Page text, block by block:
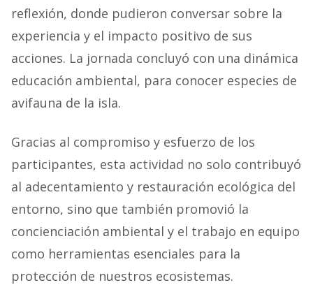
reflexión, donde pudieron conversar sobre la
experiencia y el impacto positivo de sus
acciones. La jornada concluyó con una dinámica
educación ambiental, para conocer especies de
avifauna de la isla.
Gracias al compromiso y esfuerzo de los
participantes, esta actividad no solo contribuyó
al adecentamiento y restauración ecológica del
entorno, sino que también promovió la
concienciación ambiental y el trabajo en equipo
como herramientas esenciales para la
protección de nuestros ecosistemas.